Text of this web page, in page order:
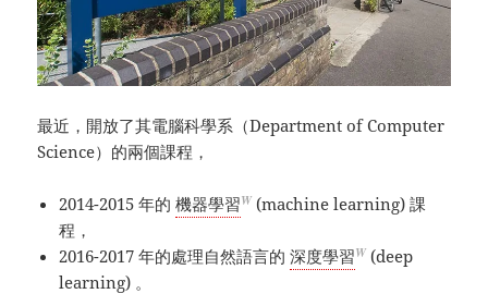
最近，開放了其電腦科學系（Department of Computer
Science）的兩個課程，
2014-2015 年的機器學習W (machine learning) 課
程，
2016-2017 年的處理自然語言的深度學習W (deep
learning) 。